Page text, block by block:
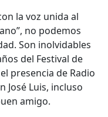
la voz unida al
no podemos
Son inolvidables
del Festival de
presencia de Radio
José Luis, incluso
amigo.